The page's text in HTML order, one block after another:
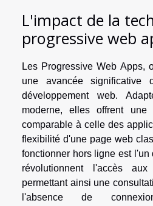
L'impact de la
progressive web
Les Progressive Web Apps,
une avancée significative
développement web.
moderne, elles offrent une
comparable à celle des
flexibilité d'une page web
fonctionner hors ligne est l'un
révolutionnent l'accès
permettant ainsi une
l'absence de